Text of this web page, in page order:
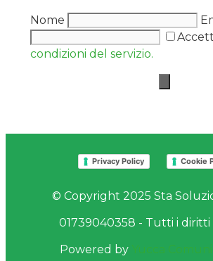
Nome
condizioni del servizio.
Privacy Policy Cookie
© Copyright 2025 Sta
01739040358 - Tutti i diritti
Powered by Yucca